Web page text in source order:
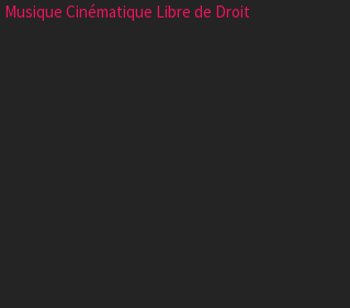
Musique Cinématique Libre de Droit